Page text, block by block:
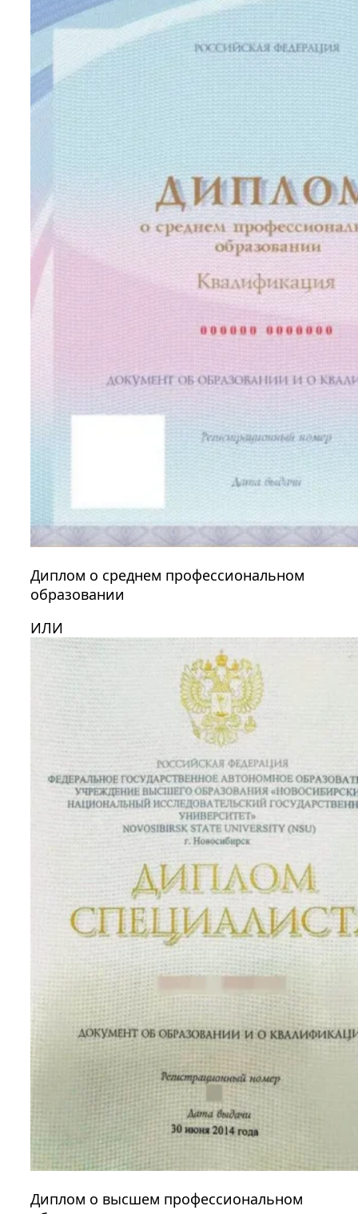
Диплом о среднем профессиональном
образовании
ИЛИ
Диплом о высшем профессиональном